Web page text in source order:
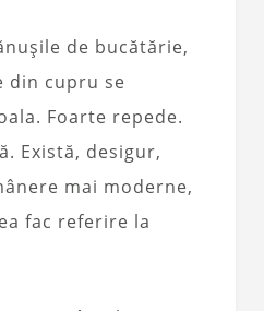
de bucătărie,
din cupru se
Foarte repede.
Există, desigur,
mai moderne,
fac referire la